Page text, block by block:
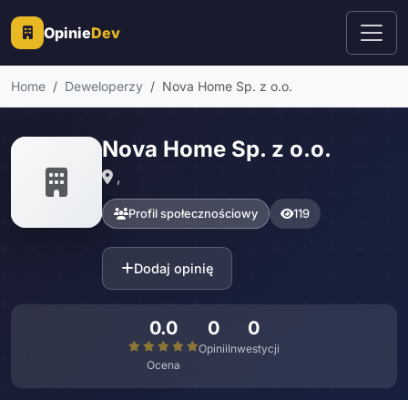
OpinieDev
Home Deweloperzy Nova Home Sp. z o.o.
Nova Home Sp. z o.o.
,
Profil społecznościowy 119
Dodaj opinię
0.0
Ocena
0
Opinii
0
Inwestycji